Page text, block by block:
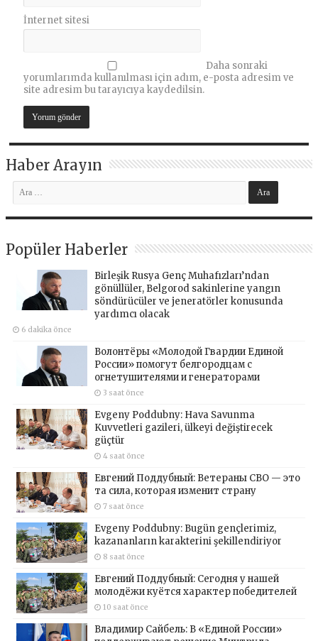
İnternet sitesi
Daha sonraki
yorumlarımda kullanılması için adım, e-posta adresim ve
site adresim bu tarayıcıya kaydedilsin.
Haber Arayın
Popüler Haberler
Birleşik Rusya Genç Muhafızları’ndan
gönüllüler, Belgorod sakinlerine yangın
söndürücüler ve jeneratörler konusunda
yardımcı olacak
6 dakika önce
Волонтёры «Молодой Гвардии Единой
России» помогут белгородцам с
огнетушителями и генераторами
3 saat önce
Evgeny Poddubny: Hava Savunma
Kuvvetleri gazileri, ülkeyi değiştirecek
güçtür
4 saat önce
Евгений Поддубный: Ветераны СВО — это
та сила, которая изменит страну
7 saat önce
Evgeny Poddubny: Bugün gençlerimiz,
kazananların karakterini şekillendiriyor
8 saat önce
Евгений Поддубный: Сегодня у нашей
молодёжи куётся характер победителей
10 saat önce
Владимир Сайбель: В «Единой России»